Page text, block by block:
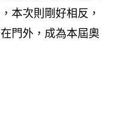
本次則剛好相反，
門外，成為本屆奧